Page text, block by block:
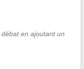
en ajoutant un